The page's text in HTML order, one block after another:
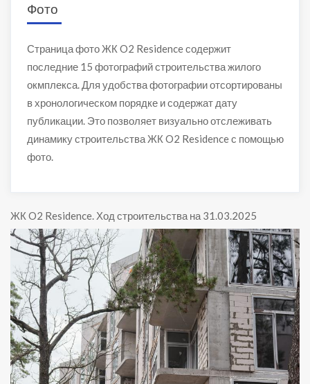
Фото
Страница фото ЖК O2 Residence содержит
последние 15 фотографий строительства жилого
окмплекса. Для удобства фотографии отсортированы
в хронологическом порядке и содержат дату
публикации. Это позволяет визуально отслеживать
динамику строительства ЖК O2 Residence с помощью
фото.
ЖК O2 Residence. Ход строительства на 31.03.2025